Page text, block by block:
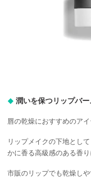
潤いを保つリップバ
唇の乾燥におすすめのアイ
リップメイクの下地とし
かに香る高級感のある香
市販のリップでも乾燥し